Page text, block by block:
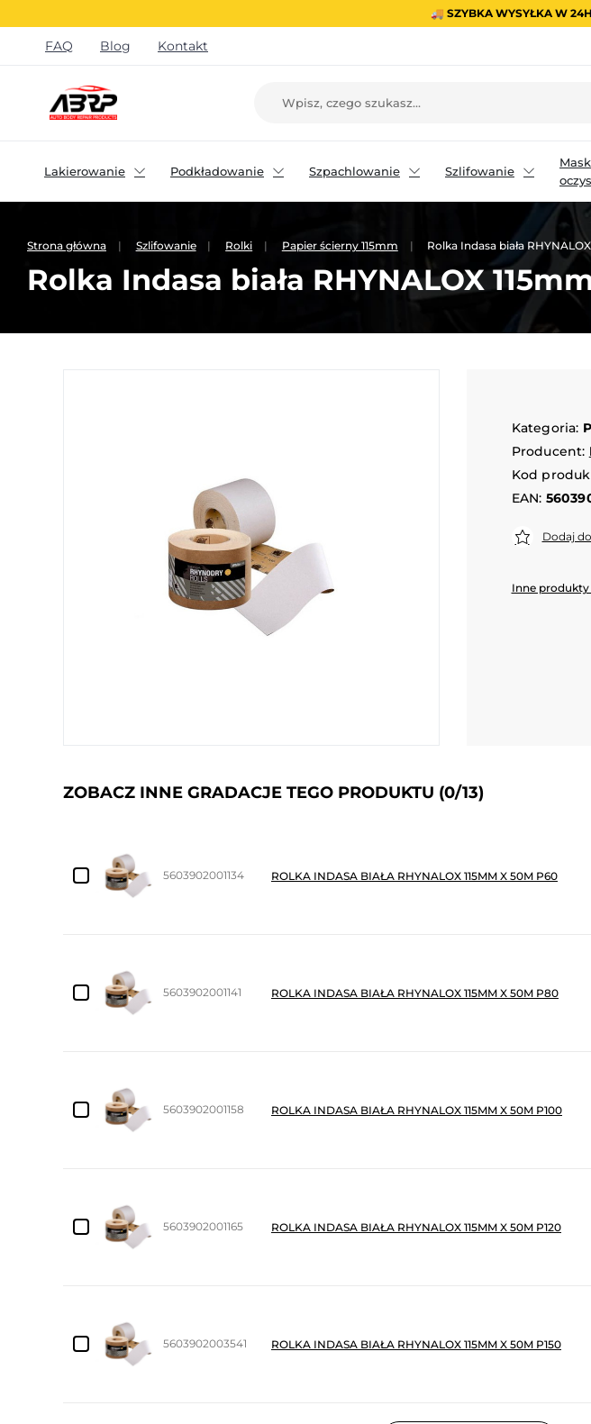
🚚 SZYBKA WYSYŁKA W
FAQ Blog Kontakt
Lakierowanie Podkładowanie Szpachlowanie Szlifowanie
Strona główna Szlifowanie Rolki Papier ścierny 115mm Rolka Indasa biała
Rolka Indasa biała RHYNALOX
Kategoria:
Producent:
Kod
EAN:
Dodaj
Inne
ZOBACZ INNE GRADACJE TEGO PRODUKTU (0/13)
5603902001134 ROLKA INDASA BIAŁA RHYNALOX 115MM X 50M P60
5603902001141 ROLKA INDASA BIAŁA RHYNALOX 115MM X 50M P80
5603902001158 ROLKA INDASA BIAŁA RHYNALOX 115MM X 50M P100
5603902001165 ROLKA INDASA BIAŁA RHYNALOX 115MM X 50M P120
5603902003541 ROLKA INDASA BIAŁA RHYNALOX 115MM X 50M P150